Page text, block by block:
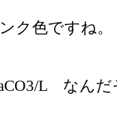
ク色ですね。
L なん